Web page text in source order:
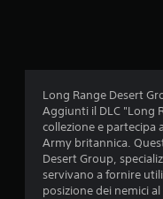
Long Range Desert
Aggiunti il DLC "Long
collezione e partecipa
Army britannica.
Desert Group,
servivano a fornire
posizione dei nemici